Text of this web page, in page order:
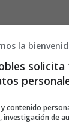
VIÑETA
la
y contenido
investigación de